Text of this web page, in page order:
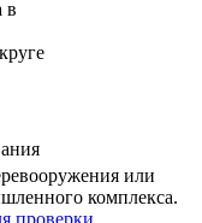
или
комплекса.